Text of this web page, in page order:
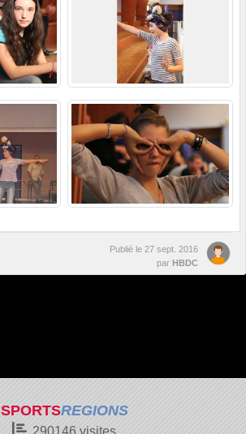
Publié le 27 sept. 2016
par HBDC
SPORTSREGIONS
290146 visites